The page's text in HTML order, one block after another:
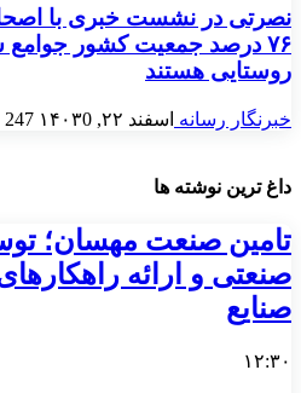
نصرتی در نشست خبری با
روستایی هستند
خبرنگار رسانه اسفند ۲۲, ۱۴۰۳ 0
247
داغ ترین نوشته ها
تامین صنعت مهسان؛
صنعتی و ارائه
صنایع
۱۲:۳۰